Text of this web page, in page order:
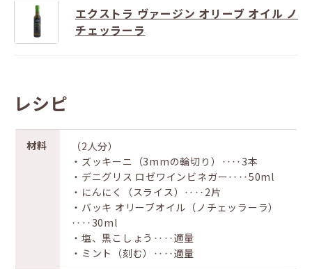
エクストラ ヴァージン オリーブ オイル ノ
チェッラーラ
レシピ
材料
（2人分）
・ズッキーニ（3mmの輪切り）‥‥3本
・デニグリス ロゼワインビネガー‥‥50ml
・にんにく（スライス）‥‥2片
・バッキ オリーブオイル（ノチェッラーラ）
‥‥30ml
・塩、黒こしょう‥‥適量
・ミント（刻む）‥‥適量